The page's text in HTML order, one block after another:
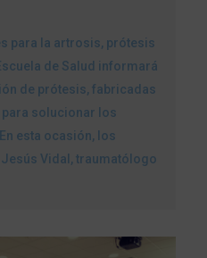
para la artrosis, prótesis
de Salud informará
de prótesis, fabricadas
para solucionar los
esta ocasión, los
Vidal, traumatólogo